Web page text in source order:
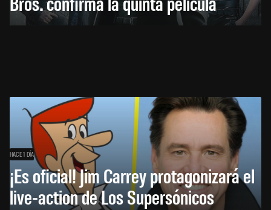
HACE 1 DÍA
¡Es oficial! Jim Carrey protagonizará el
live-action de Los Supersónicos